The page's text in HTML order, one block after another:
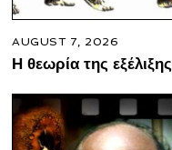
AUGUST 7, 2026
Η θεωρία της εξέλιξης